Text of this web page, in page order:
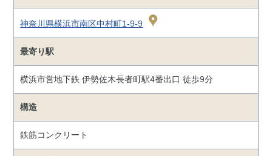
神奈川県横浜市南区中村町1-9-9
最寄り駅
横浜市営地下鉄 伊勢佐木長者町駅4番出口 徒歩9分
構造
鉄筋コンクリート